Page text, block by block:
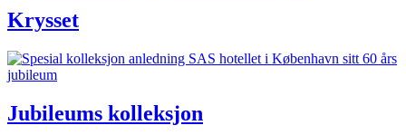
Krysset
Jubileums kolleksjon